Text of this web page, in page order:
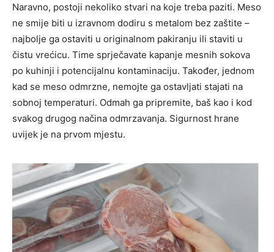
Naravno, postoji nekoliko stvari na koje treba paziti. Meso
ne smije biti u izravnom dodiru s metalom bez zaštite –
najbolje ga ostaviti u originalnom pakiranju ili staviti u
čistu vrećicu. Time sprječavate kapanje mesnih sokova
po kuhinji i potencijalnu kontaminaciju. Također, jednom
kad se meso odmrzne, nemojte ga ostavljati stajati na
sobnoj temperaturi. Odmah ga pripremite, baš kao i kod
svakog drugog načina odmrzavanja. Sigurnost hrane
uvijek je na prvom mjestu.